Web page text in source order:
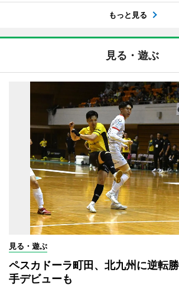
もっと見る
見る・遊ぶ
見る・遊ぶ
ペスカドーラ町田、北九州に逆転
手デビューも